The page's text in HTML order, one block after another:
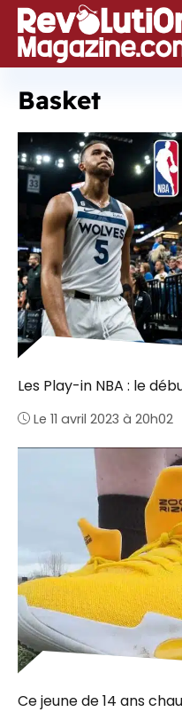
Aller
au
contenu
Basket
Les Play-in NBA : le
Le 11 avril 2023 à 20h02
Ce jeune de 14 ans